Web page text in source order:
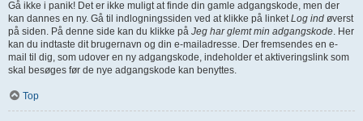
Gå ikke i panik! Det er ikke muligt at finde din gamle adgangskode, men der
kan dannes en ny. Gå til indlogningssiden ved at klikke på linket Log ind øverst
på siden. På denne side kan du klikke på Jeg har glemt min adgangskode . Her
kan du indtaste dit brugernavn og din e-mailadresse. Der fremsendes en e-
mail til dig, som udover en ny adgangskode, indeholder et aktiveringslink som
skal besøges før de nye adgangskode kan benyttes.
Top